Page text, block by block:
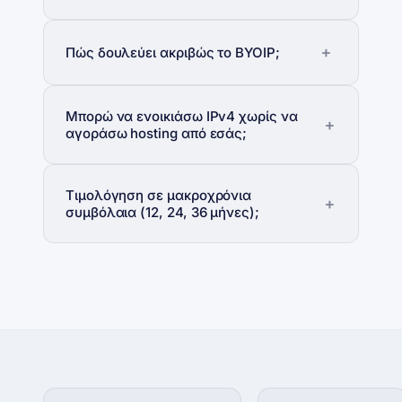
Πώς δουλεύει ακριβώς το BYOIP;
Μπορώ να ενοικιάσω IPv4 χωρίς να
αγοράσω hosting από εσάς;
Τιμολόγηση σε μακροχρόνια
συμβόλαια (12, 24, 36 μήνες);